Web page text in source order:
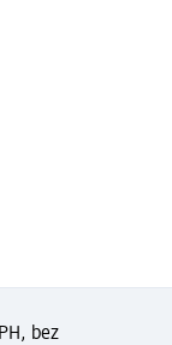
bez